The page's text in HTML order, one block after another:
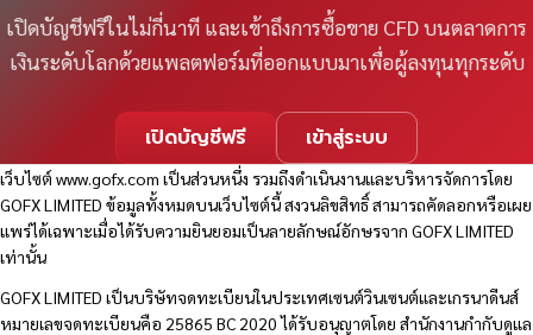
เปิดบัญชีฟรีในไม่กี่นาที และเข้าถึงการซื้อขาย CFD บนตลาดการ
เงินระดับโลกด้วยแพลตฟอร์มที่ออกแบบมาเพื่อผู้ลงทุนทุกระดับ
เปิดบัญชีฟรี เข้าสู่ระบบ
เว็บไซต์www.gofx.com เป็นส่วนหนึ่ง รวมถึงดำเนินงานและบริหารจัดการโดย
GOFX LIMITED ข้อมูลทั้งหมดบนเว็บไซต์นี้ สงวนลิขสิทธิ์ สามารถคัดลอกหรือเผย
แพร่ได้เฉพาะเมื่อได้รับความยินยอมเป็นลายลักษณ์อักษรจาก GOFX LIMITED
เท่านั้น
GOFX LIMITED เป็นบริษัทจดทะเบียนในประเทศเซนต์วินเซนต์และเกรนาดีนส์
หมายเลขจดทะเบียนคือ 25865 BC 2020 ได้รับอนุญาตโดย สำนักงานกำกับดูแล